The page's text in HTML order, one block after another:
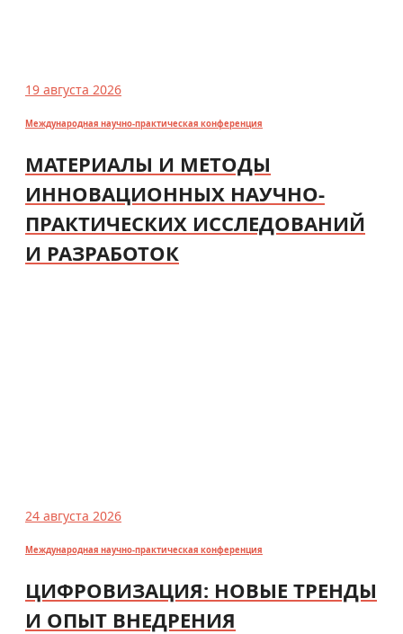
19 августа 2026
Международная научно-практическая конференция
МАТЕРИАЛЫ И МЕТОДЫ
ИННОВАЦИОННЫХ НАУЧНО-
ПРАКТИЧЕСКИХ ИССЛЕДОВАНИЙ
И РАЗРАБОТОК
24 августа 2026
Международная научно-практическая конференция
ЦИФРОВИЗАЦИЯ: НОВЫЕ ТРЕНДЫ
И ОПЫТ ВНЕДРЕНИЯ